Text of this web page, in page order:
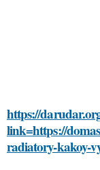
https://
link=https://
radiatory-kakoy-